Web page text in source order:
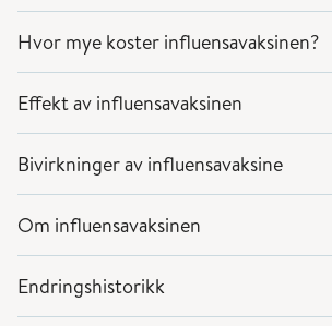
Hvor mye koster influensavaksinen?
Effekt av influensavaksinen
Bivirkninger av influensavaksine
Om influensavaksinen
Endringshistorikk